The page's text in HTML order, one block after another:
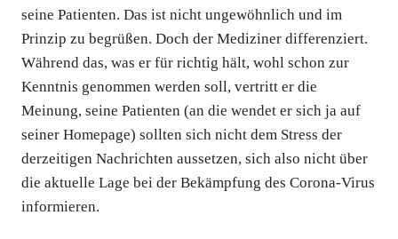
seine Patienten. Das ist nicht ungewöhnlich und im
Prinzip zu begrüßen. Doch der Mediziner differenziert.
Während das, was er für richtig hält, wohl schon zur
Kenntnis genommen werden soll, vertritt er die
Meinung, seine Patienten (an die wendet er sich ja auf
seiner Homepage) sollten sich nicht dem Stress der
derzeitigen Nachrichten aussetzen, sich also nicht über
die aktuelle Lage bei der Bekämpfung des Corona-Virus
informieren.